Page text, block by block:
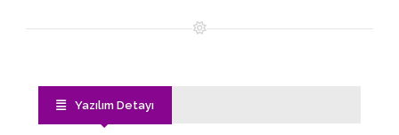
Yazılım Detayı